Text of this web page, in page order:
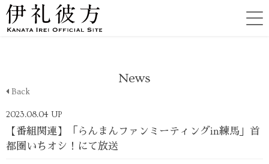
News
Back
2023.08.04 UP
【番組関連】「らんまんファンミーティングin練馬」首
都圏いちオシ！にて放送